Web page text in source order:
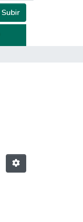
Subir